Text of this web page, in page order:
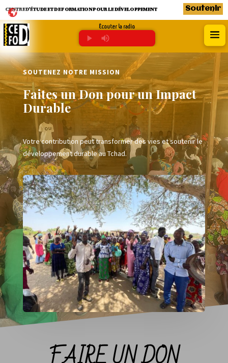
CENTRE D’ÉTUDE ET DE FORMATION POUR LE DÉVELOPPEMENT Soutenir
Écouter la radio
SOUTENEZ NOTRE MISSION
Faites un Don pour un Impact
Durable
Votre contribution peut transformer des vies et soutenir le
développement durable au Tchad.